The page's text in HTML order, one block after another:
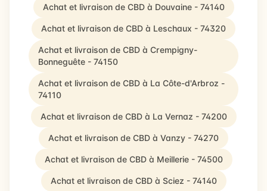
Achat et livraison de CBD à Douvaine - 74140
Achat et livraison de CBD à Leschaux - 74320
Achat et livraison de CBD à Crempigny-
Bonneguête - 74150
Achat et livraison de CBD à La Côte-d'Arbroz -
74110
Achat et livraison de CBD à La Vernaz - 74200
Achat et livraison de CBD à Vanzy - 74270
Achat et livraison de CBD à Meillerie - 74500
Achat et livraison de CBD à Sciez - 74140